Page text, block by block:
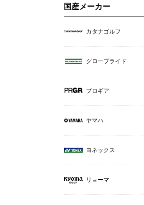
国産メーカー
カタナゴルフ
グローブライド
プロギア
ヤマハ
ヨネックス
リョーマ